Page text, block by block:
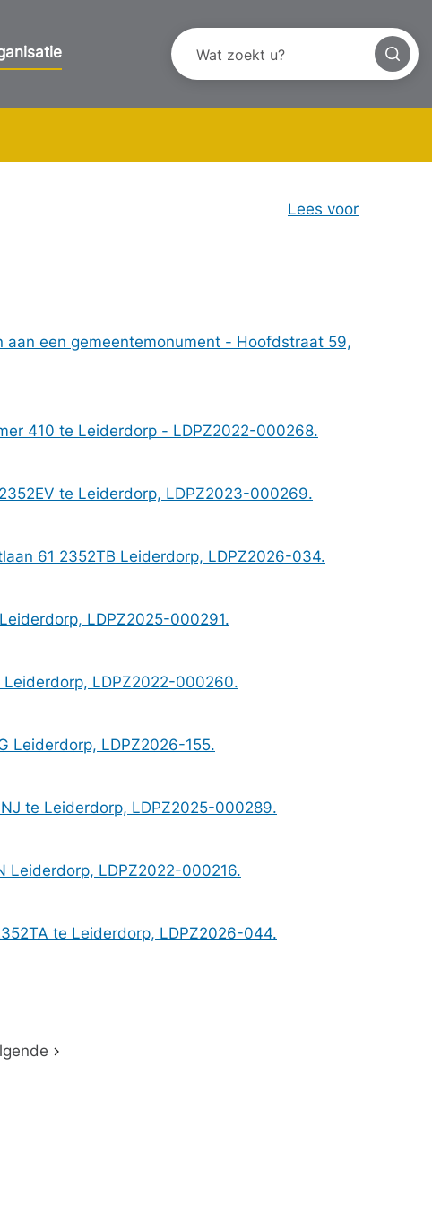
Lees voor
een gemeentemonument - Hoofdstraat 59,
410 te Leiderdorp - LDPZ2022-000268.
te Leiderdorp, LDPZ2023-000269.
61 2352TB Leiderdorp, LDPZ2026-034.
LDPZ2025-000291.
Leiderdorp, LDPZ2022-000260.
Leiderdorp, LDPZ2026-155.
te Leiderdorp, LDPZ2025-000289.
Leiderdorp, LDPZ2022-000216.
te Leiderdorp, LDPZ2026-044.